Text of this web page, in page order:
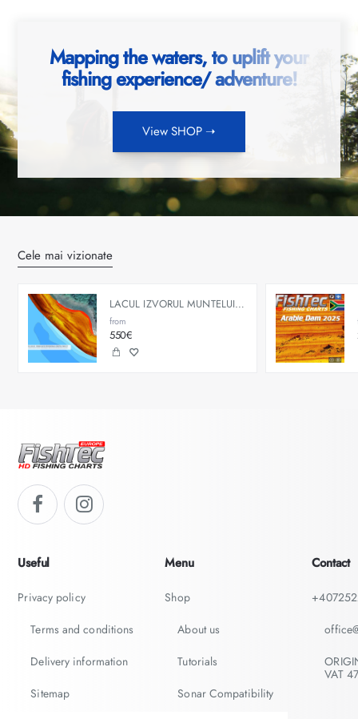
Mapping the waters, to uplift your
fishing experience/ adventure!
View SHOP ➝
Cele mai vizionate
LACUL IZVORUL MUNTELUI - BICAZ
from
550€
Useful
Privacy policy
Terms and conditions
Delivery information
Sitemap
Menu
Shop
About us
Tutorials
Sonar Compatibility
Contact
VAT